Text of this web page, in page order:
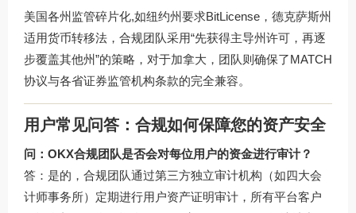
美国各州监管碎片化,如纽约州要求BitLicense，德克萨斯州
适用货币转移法，合规团队采用“先获得主导州许可，再逐
步覆盖其他州”的策略，对于加拿大，团队则确保了MATCH
协议与各省证券监管机构条款的完全兼容。
用户常见问答：合规如何保障您的资产安全
问：OKX合规团队是否会对每位用户的资金进行审计？
答：是的，合规团队通过第三方独立审计机构（如四大会
计师事务所）定期进行用户资产证明审计，所有平台客户